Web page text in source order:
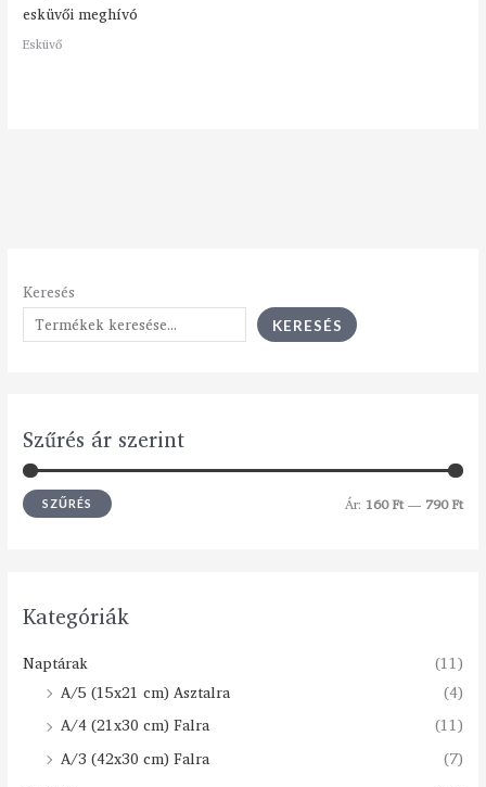
Keresés
KERESÉS
Szűrés ár szerint
SZŰRÉS Ár: 160 Ft— 790 Ft
Kategóriák
Naptárak
(11)
A/5 (15x21 cm) Asztalra
(4)
A/4 (21x30 cm) Falra
(11)
A/3 (42x30 cm) Falra
(7)
esküvői meghívó
Esküvő